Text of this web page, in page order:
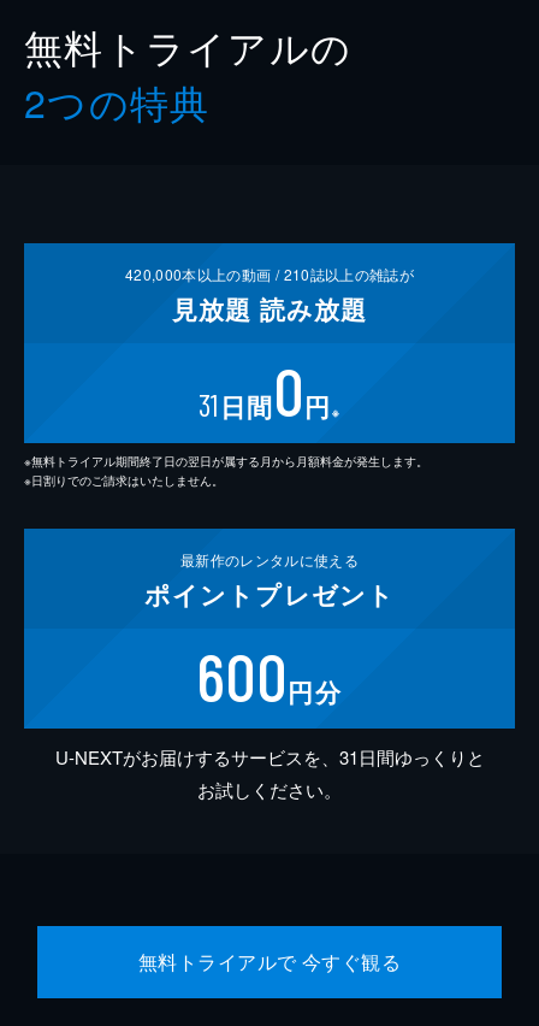
無料トライアルの
2つの特典
420,000本以上の動画 /210誌以上の雑誌が
見放題 読み放題
31 日間0円 ※
※無料トライアル期間終了日の翌日が属する月から月額料金が発生します。
※日割りでのご請求はいたしません。
最新作のレンタルに使える
ポイント プレゼント
600円分
U-NEXTがお届けするサービスを、31日間ゆっくりと
お試しください。
無料トライアルで 今すぐ観る